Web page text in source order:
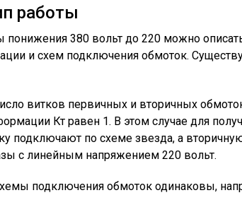
работы
понижения 380 вольт до 220 можно
и схем подключения обмоток.
витков первичных и вторичных
Кт равен 1. В этом случае для
подключают по схеме звезда, а
с линейным напряжением 220 вольт.
подключения обмоток одинаковы,